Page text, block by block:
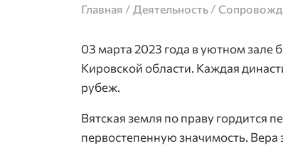
Главная / Деятельность /
03 марта 2023 года в уютном зале
Кировской области. Каждая
рубеж.
Вятская земля по праву гордится
первостепенную значимость. Вера